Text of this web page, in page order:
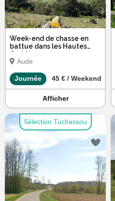
Week-end de chasse en
battue dans les Hautes
Corbières
Aude
Journée 45 € / Weekend
Afficher
Sélection Tuchassou